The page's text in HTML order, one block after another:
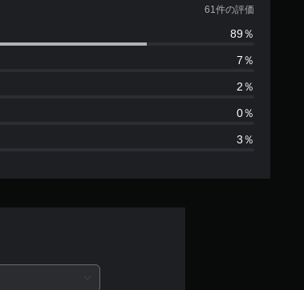
価
数
は
6
1
、
61件の評価
89％
7％
2％
0％
3％